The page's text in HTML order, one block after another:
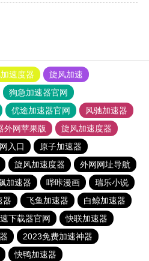
速度器
旋风加速
狗急加速器官网
优途加速器官网
风驰加速器
外网苹果版
旋风加速度器
入口
原子加速器
旋风加速度器
外网网址导航
加速器 哔咔漫画
瑞乐小说
器 飞鱼加速器
白鲸加速器
下载器官网
快联加速器
2023免费加速神器
快鸭加速器